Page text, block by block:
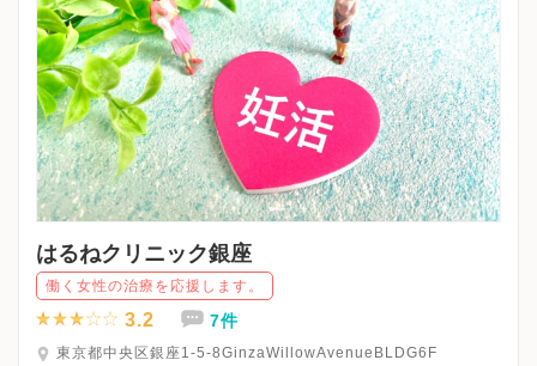
はるねクリニック銀座
働く女性の治療を応援します。
3.2 7件
東京都中央区銀座1-5-8GinzaWillowAvenueBLDG6F